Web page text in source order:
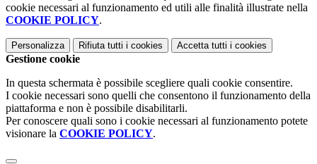
cookie necessari al funzionamento ed utili alle finalità illustrate nella
COOKIE POLICY.
Personalizza Rifiuta tutti i cookies Accetta tutti i cookies
Gestione cookie
In questa schermata è possibile scegliere quali cookie consentire.
I cookie necessari sono quelli che consentono il funzionamento della
piattaforma e non è possibile disabilitarli.
Per conoscere quali sono i cookie necessari al funzionamento potete
visionare la COOKIE POLICY.